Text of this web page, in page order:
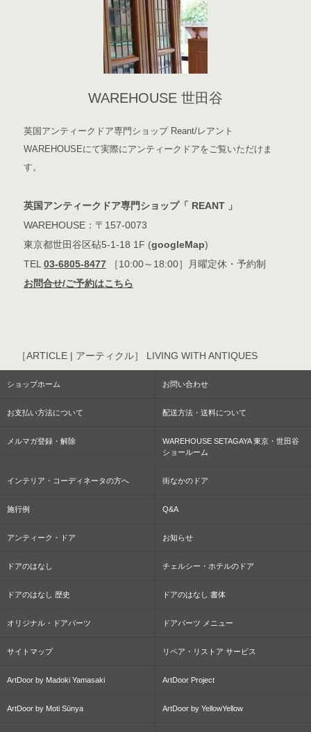
WAREHOUSE 世田谷
英国アンティークドア専門ショップ Reant/レアント
WAREHOUSEにて実際にアンティークドアをご覧いただけま
す。
英国アンティークドア専門ショップ「 REANT 」
WAREHOUSE：〒157-0073
東京都世田谷区砧5-1-18 1F (googleMap)
TEL03-6805-8477 ［10:00～18:00］月曜定休・予約制
お問合せ/ご予約はこちら
［ARTICLE | アーティクル］ LIVING WITH ANTIQUES
ショップホーム お問い合わせ
お支払い方法について 配送方法・送料について
メルマガ登録・解除
WAREHOUSE SETAGAYA 東京・世田谷
ショールーム
インテリア・コーディネータの方へ 街なかのドア
施行例 Q&A
アンティーク・ドア お知らせ
ドアのはなし チェルシー・ホテルのドア
ドアのはなし 歴史 ドアのはなし 書体
オリジナル・ドアパーツ ドアパーツ メニュー
サイトマップ リペア・リストア サービス
ArtDoor by Madoki Yamasaki ArtDoor Project
ArtDoor by Moti Sūnya ArtDoor by YellowYellow